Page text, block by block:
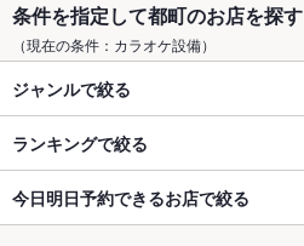
条件を指定して都町のお店を探す
（現在の条件：カラオケ設備）
ジャンルで絞る
ランキングで絞る
今日明日予約できるお店で絞る